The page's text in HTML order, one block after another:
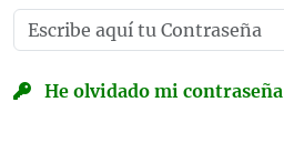
He olvidado mi contraseña